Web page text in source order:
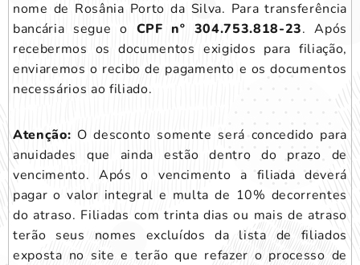
nome de Rosânia Porto da Silva. Para transferência
bancária segue o CPF nº 304.753.818-23. Após
recebermos os documentos exigidos para filiação,
enviaremos o recibo de pagamento e os documentos
necessários ao filiado.
Atenção: O desconto somente será concedido para
anuidades que ainda estão dentro do prazo de
vencimento. Após o vencimento a filiada deverá
pagar o valor integral e multa de 10% decorrentes
do atraso. Filiadas com trinta dias ou mais de atraso
terão seus nomes excluídos da lista de filiados
exposta no site e terão que refazer o processo de